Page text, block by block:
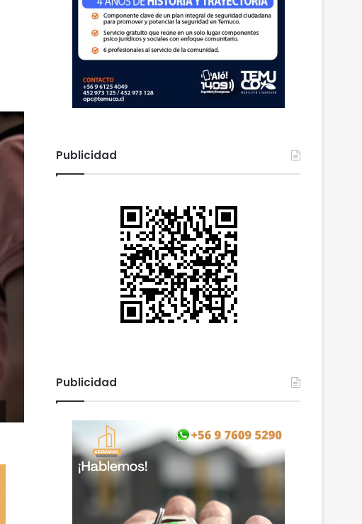
Publicidad
Publicidad